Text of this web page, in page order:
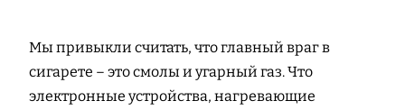
Мы привыкли считать, что главный враг в
сигарете – это смолы и угарный газ. Что
электронные устройства, нагревающие